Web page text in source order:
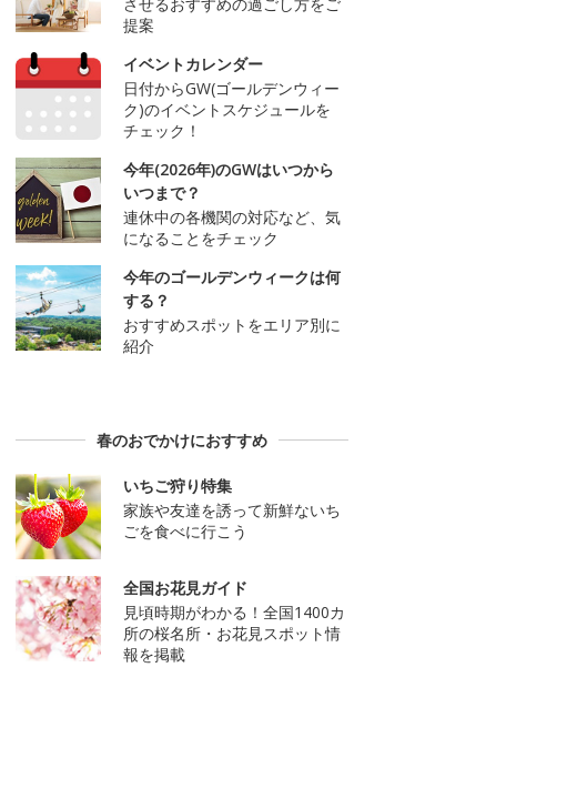
提案
イベントカレンダー
日付からGW(ゴールデンウィー
ク)のイベントスケジュールを
チェック！
今年(2026年)のGWはいつから
いつまで？
連休中の各機関の対応など、気
になることをチェック
今年のゴールデンウィークは何
する？
おすすめスポットをエリア別に
紹介
春のおでかけにおすすめ
いちご狩り特集
家族や友達を誘って新鮮ないち
ごを食べに行こう
全国お花見ガイド
見頃時期がわかる！全国1400カ
所の桜名所・お花見スポット情
報を掲載